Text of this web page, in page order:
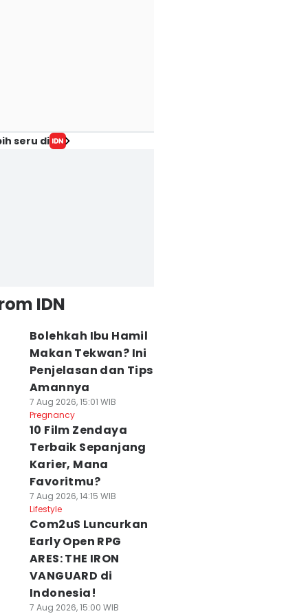
seru di
IDN
Bolehkah Ibu Hamil
Makan Tekwan? Ini
Penjelasan dan Tips
Amannya
7 Aug 2026, 15:01 WIB
Pregnancy
10 Film Zendaya
Terbaik Sepanjang
Karier, Mana
Favoritmu?
7 Aug 2026, 14:15 WIB
Lifestyle
Com2uS Luncurkan
Early Open RPG
ARES: THE IRON
VANGUARD di
Indonesia!
7 Aug 2026, 15:00 WIB